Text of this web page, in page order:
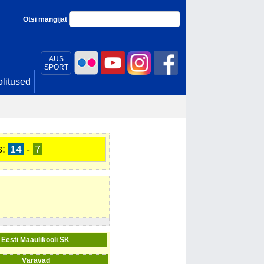
AUS
SPORT
Otsi mängijat
14 - 7
Eesti Maaülikooli SK
Väravad